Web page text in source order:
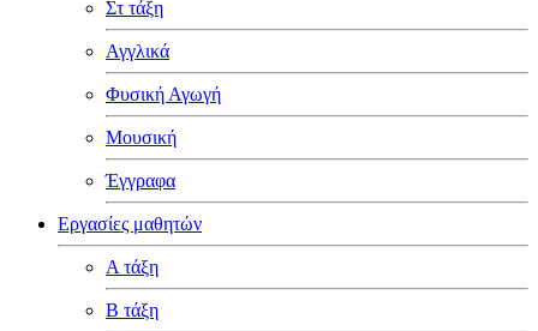
Στ τάξη
Αγγλικά
Φυσική Αγωγή
Μουσική
Έγγραφα
Εργασίες μαθητών
Α τάξη
Β τάξη